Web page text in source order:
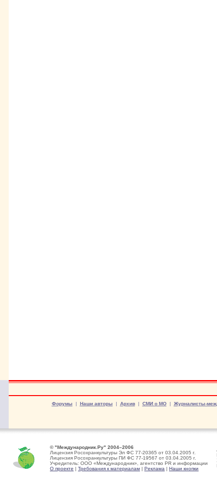
Форумы | Наши авторы | Архив| СМИ о МО| Журналисты-
© "Международник.Ру" 2004–2006
Лицензия Росохранкультуры Эл ФС 77-20365 от 03.04.2005 г.
Лицензия Росохранкультуры ПИ ФС 77-19567 от 03.04.2005 г.
Учредитель: ООО «Международник», агентство PR и информации
О проекте | Требования к материалам | Реклама | Наши кнопки